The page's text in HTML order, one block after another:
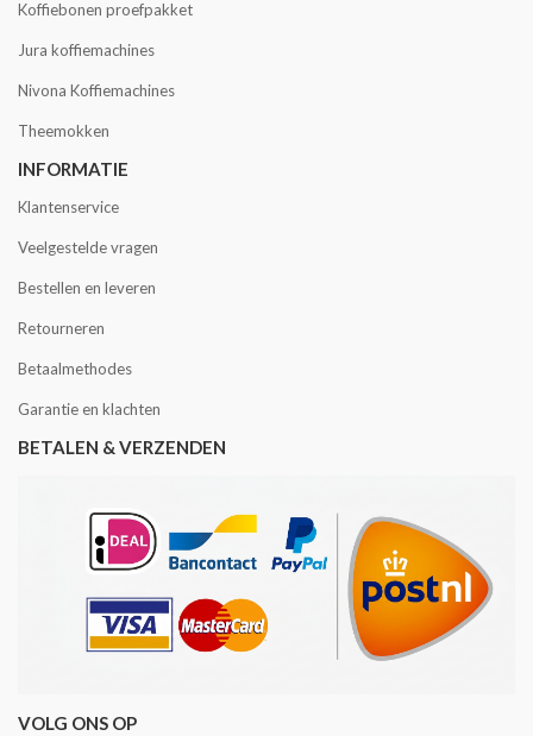
Koffiebonen proefpakket
Jura koffiemachines
Nivona Koffiemachines
Theemokken
INFORMATIE
Klantenservice
Veelgestelde vragen
Bestellen en leveren
Retourneren
Betaalmethodes
Garantie en klachten
BETALEN & VERZENDEN
VOLG ONS OP